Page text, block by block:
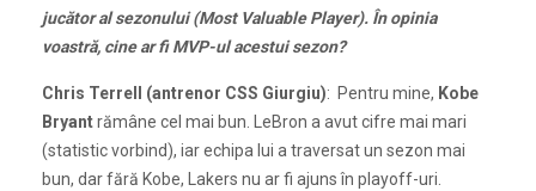
jucător al sezonului (Most Valuable Player). În opinia
voastră, cine ar fi MVP-ul acestui sezon?
Chris Terrell (antrenor CSS Giurgiu): Pentru mine, Kobe
Bryantrămâne cel mai bun. LeBron a avut cifre mai mari
(statistic vorbind), iar echipa lui a traversat un sezon mai
bun, dar fără Kobe, Lakers nu ar fi ajuns în playoff-uri.